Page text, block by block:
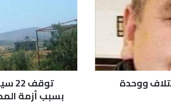
ووحدة
في
السويداء
بسبب
أزمة
المحروقات
ومخاوف
بسبب أزمة